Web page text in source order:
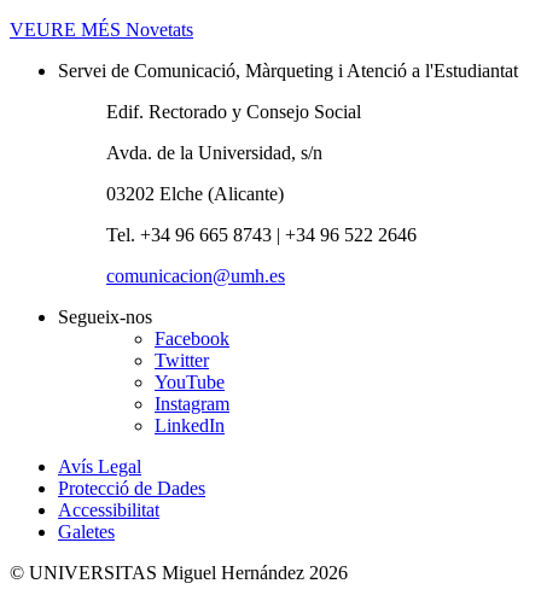
VEURE MÉS Novetats
Servei de Comunicació, Màrqueting i Atenció a l'Estudiantat
Edif. Rectorado y Consejo Social
Avda. de la Universidad, s/n
03202 Elche (Alicante)
Tel. +34 96 665 8743 | +34 96 522 2646
comunicacion@umh.es
Segueix-nos
Facebook
Twitter
YouTube
Instagram
LinkedIn
Avís Legal
Protecció de Dades
Accessibilitat
Galetes
© UNIVERSITAS Miguel Hernández 2026